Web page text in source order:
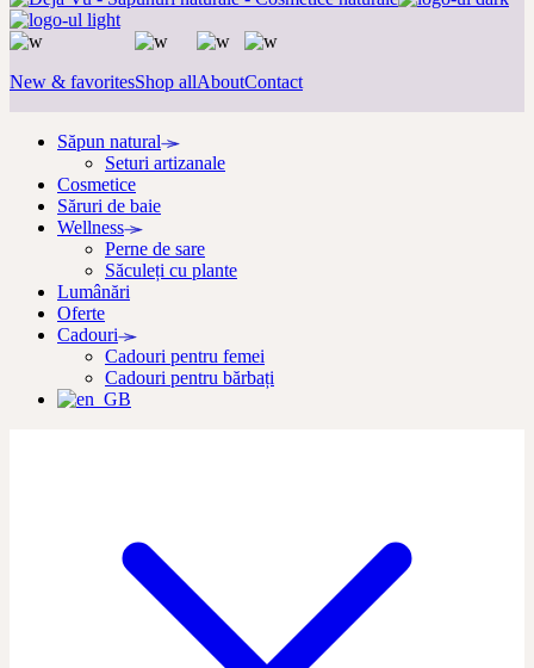
New & favoritesShop allAboutContact
Săpun natural
Seturi artizanale
Cosmetice
Săruri de baie
Wellness
Perne de sare
Săculeți cu plante
Lumânări
Oferte
Cadouri
Cadouri pentru femei
Cadouri pentru bărbați